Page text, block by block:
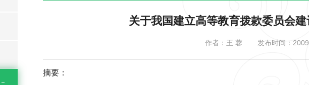
关于我国建立高等教育拨款委员会
作者：王 蓉 发布时间：
摘要：